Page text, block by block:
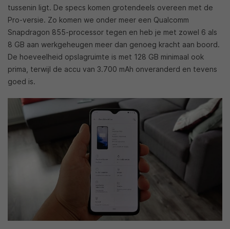
tussenin ligt. De specs komen grotendeels overeen met de
Pro-versie. Zo komen we onder meer een Qualcomm
Snapdragon 855-processor tegen en heb je met zowel 6 als
8 GB aan werkgeheugen meer dan genoeg kracht aan boord.
De hoeveelheid opslagruimte is met 128 GB minimaal ook
prima, terwijl de accu van 3.700 mAh onveranderd en tevens
goed is.